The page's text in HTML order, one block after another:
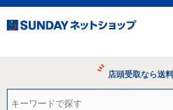
店頭受取なら送